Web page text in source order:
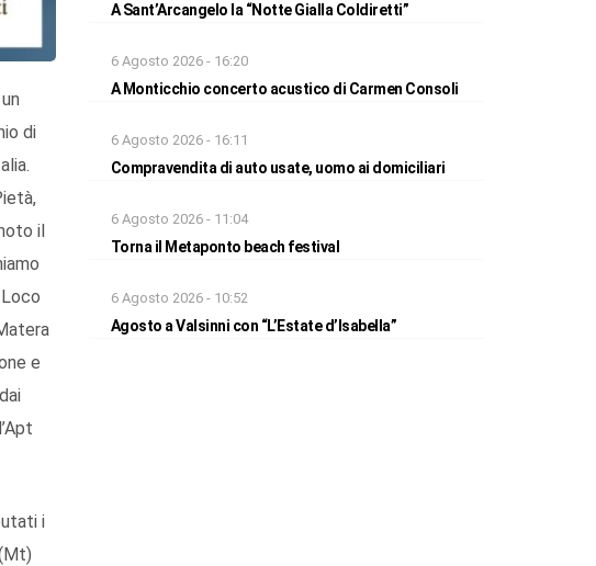
di
il
e
i
A Sant’Arcangelo la “Notte Gialla Coldiretti”
6 Agosto 2026 - 16:20
A Monticchio concerto acustico di Carmen Consoli
6 Agosto 2026 - 16:11
Compravendita di auto usate, uomo ai domiciliari
6 Agosto 2026 - 11:04
Torna il Metaponto beach festival
6 Agosto 2026 - 10:52
Agosto a Valsinni con “L’Estate d’Isabella”